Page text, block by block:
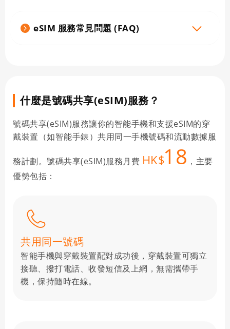
eSIM 服務常見問題 (FAQ)
什麼是號碼共享(eSIM)服務？
號碼共享(eSIM)服務讓你的智能手機和支援eSIM的穿
戴裝置（如智能手錶）共用同一手機號碼和流動數據服
務計劃。號碼共享(eSIM)服務月費 HK$18 ，主要
優勢包括：
共用同一號碼
智能手機與穿戴裝置配對成功後，穿戴裝置可獨立
接聽、撥打電話、收發短信及上網，無需攜帶手
機，保持隨時在線。